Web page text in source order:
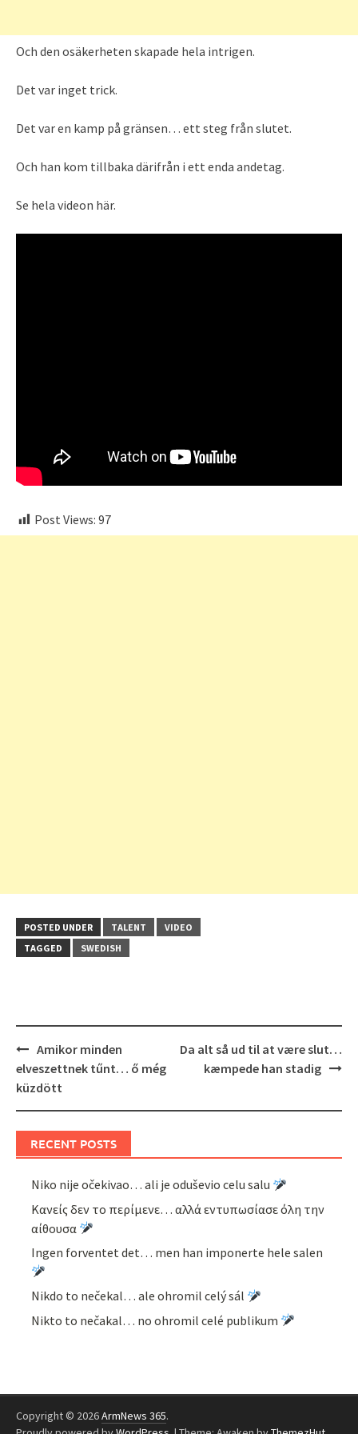
Och den osäkerheten skapade hela intrigen.
Det var inget trick.
Det var en kamp på gränsen… ett steg från slutet.
Och han kom tillbaka därifrån i ett enda andetag.
Se hela videon här.
Post Views: 97
POSTED UNDER TALENT
VIDEO
TAGGED
SWEDISH
Post
navigation
Amikor minden
elveszettnek tűnt… ő még
küzdött
Da alt så ud til at være slut…
kæmpede han stadig
RECENT POSTS
Niko nije očekivao… ali je oduševio celu salu
Κανείς δεν το περίμενε… αλλά εντυπωσίασε όλη την
αίθουσα
Ingen forventet det… men han imponerte hele salen
Nikdo to nečekal… ale ohromil celý sál
Nikto to nečakal… no ohromil celé publikum
Copyright © 2026ArmNews 365.